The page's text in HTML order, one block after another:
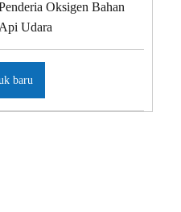
Oksigen Bahan
Api Udara
baru